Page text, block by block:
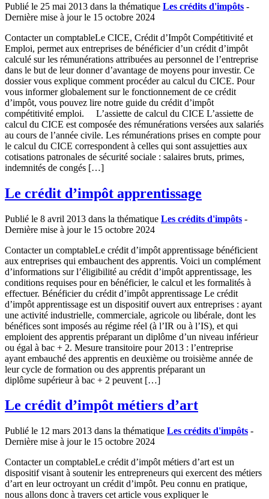
Publié le 25 mai 2013 dans la thématique Les crédits d'impôts -
Dernière mise à jour le 15 octobre 2024
Contacter un comptableLe CICE, Crédit d’Impôt Compétitivité et
Emploi, permet aux entreprises de bénéficier d’un crédit d’impôt
calculé sur les rémunérations attribuées au personnel de l’entreprise
dans le but de leur donner d’avantage de moyens pour investir. Ce
dossier vous explique comment procéder au calcul du CICE. Pour
vous informer globalement sur le fonctionnement de ce crédit
d’impôt, vous pouvez lire notre guide du crédit d’impôt
compétitivité emploi. L’assiette de calcul du CICE L’assiette de
calcul du CICE est composée des rémunérations versées aux salariés
au cours de l’année civile. Les rémunérations prises en compte pour
le calcul du CICE correspondent à celles qui sont assujetties aux
cotisations patronales de sécurité sociale : salaires bruts, primes,
indemnités de congés […]
Le crédit d’impôt apprentissage
Publié le 8 avril 2013 dans la thématique Les crédits d'impôts -
Dernière mise à jour le 15 octobre 2024
Contacter un comptableLe crédit d’impôt apprentissage bénéficient
aux entreprises qui embauchent des apprentis. Voici un complément
d’informations sur l’éligibilité au crédit d’impôt apprentissage, les
conditions requises pour en bénéficier, le calcul et les formalités à
effectuer. Bénéficier du crédit d’impôt apprentissage Le crédit
d’impôt apprentissage est un dispositif ouvert aux entreprises : ayant
une activité industrielle, commerciale, agricole ou libérale, dont les
bénéfices sont imposés au régime réel (à l’IR ou à l’IS), et qui
emploient des apprentis préparant un diplôme d’un niveau inférieur
ou égal à bac + 2. Mesure transitoire pour 2013 : l’entreprise
ayant embauché des apprentis en deuxième ou troisième année de
leur cycle de formation ou des apprentis préparant un
diplôme supérieur à bac + 2 peuvent […]
Le crédit d’impôt métiers d’art
Publié le 12 mars 2013 dans la thématique Les crédits d'impôts -
Dernière mise à jour le 15 octobre 2024
Contacter un comptableLe crédit d’impôt métiers d’art est un
dispositif visant à soutenir les entrepreneurs qui exercent des métiers
d’art en leur octroyant un crédit d’impôt. Peu connu en pratique,
nous allons donc à travers cet article vous expliquer le